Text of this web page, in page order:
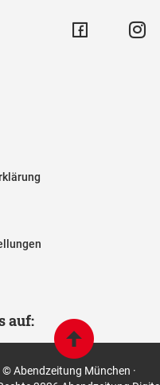
auf:
© Abendzeitung München ·